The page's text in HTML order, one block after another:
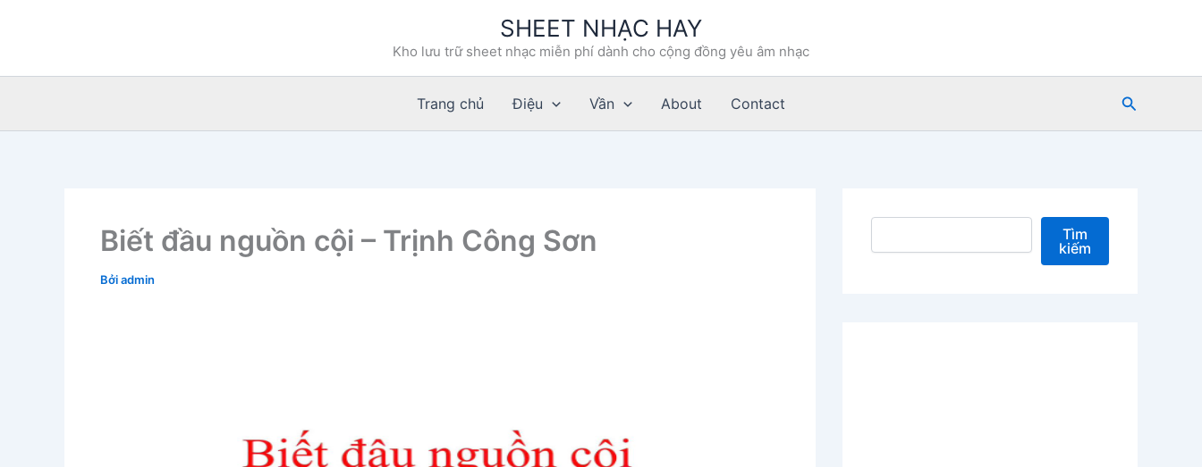
dung
SHEET NHẠC HAY
Kho lưu trữ sheet nhạc miễn phí dành cho cộng đồng yêu âm nhạc
Trang chủ Điệu Vần About Contact
Tìm
Biết đầu nguồn cội – Trịnh Công Sơn
Bởiadmin
Tìm kiếm
Tìm
kiếm